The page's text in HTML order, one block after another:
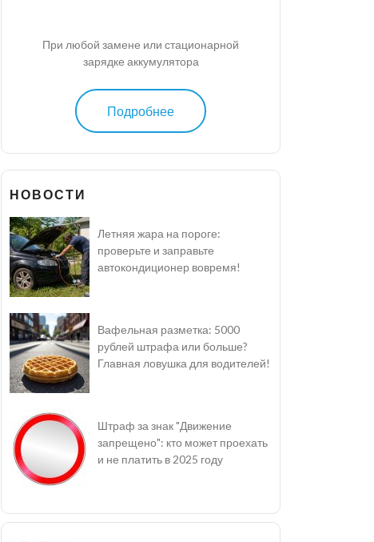
При любой замене или стационарной
зарядке аккумулятора
Подробнее
НОВОСТИ
Летняя жара на пороге:
проверьте и заправьте
автокондиционер вовремя!
Вафельная разметка: 5000
рублей штрафа или больше?
Главная ловушка для водителей!
Штраф за знак "Движение
запрещено": кто может проехать
и не платить в 2025 году